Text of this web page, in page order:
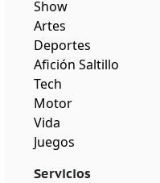
Show
Artes
Deportes
Afición Saltillo
Tech
Motor
Vida
Juegos
Servicios